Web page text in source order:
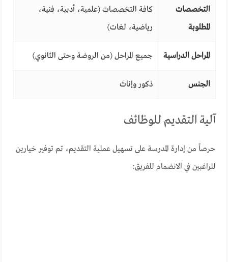
التخصصات
المطلوبة
كافة التخصصات (علمية، أدبية، فنية،
رياضية، لغات)
المراحل الدراسية جميع المراحل (من الروضة وحتى الثانوي)
الجنس ذكور وإناث
آلية التقديم للوظائف
حرصاً من إدارة المدرسة على تسهيل عملية التقديم، تم توفير خيارين
للراغبين في الانضمام للفريق: